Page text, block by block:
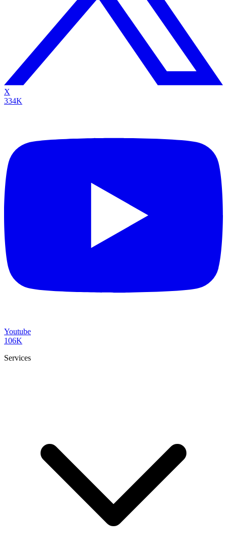
X
334K
Youtube
106K
Services